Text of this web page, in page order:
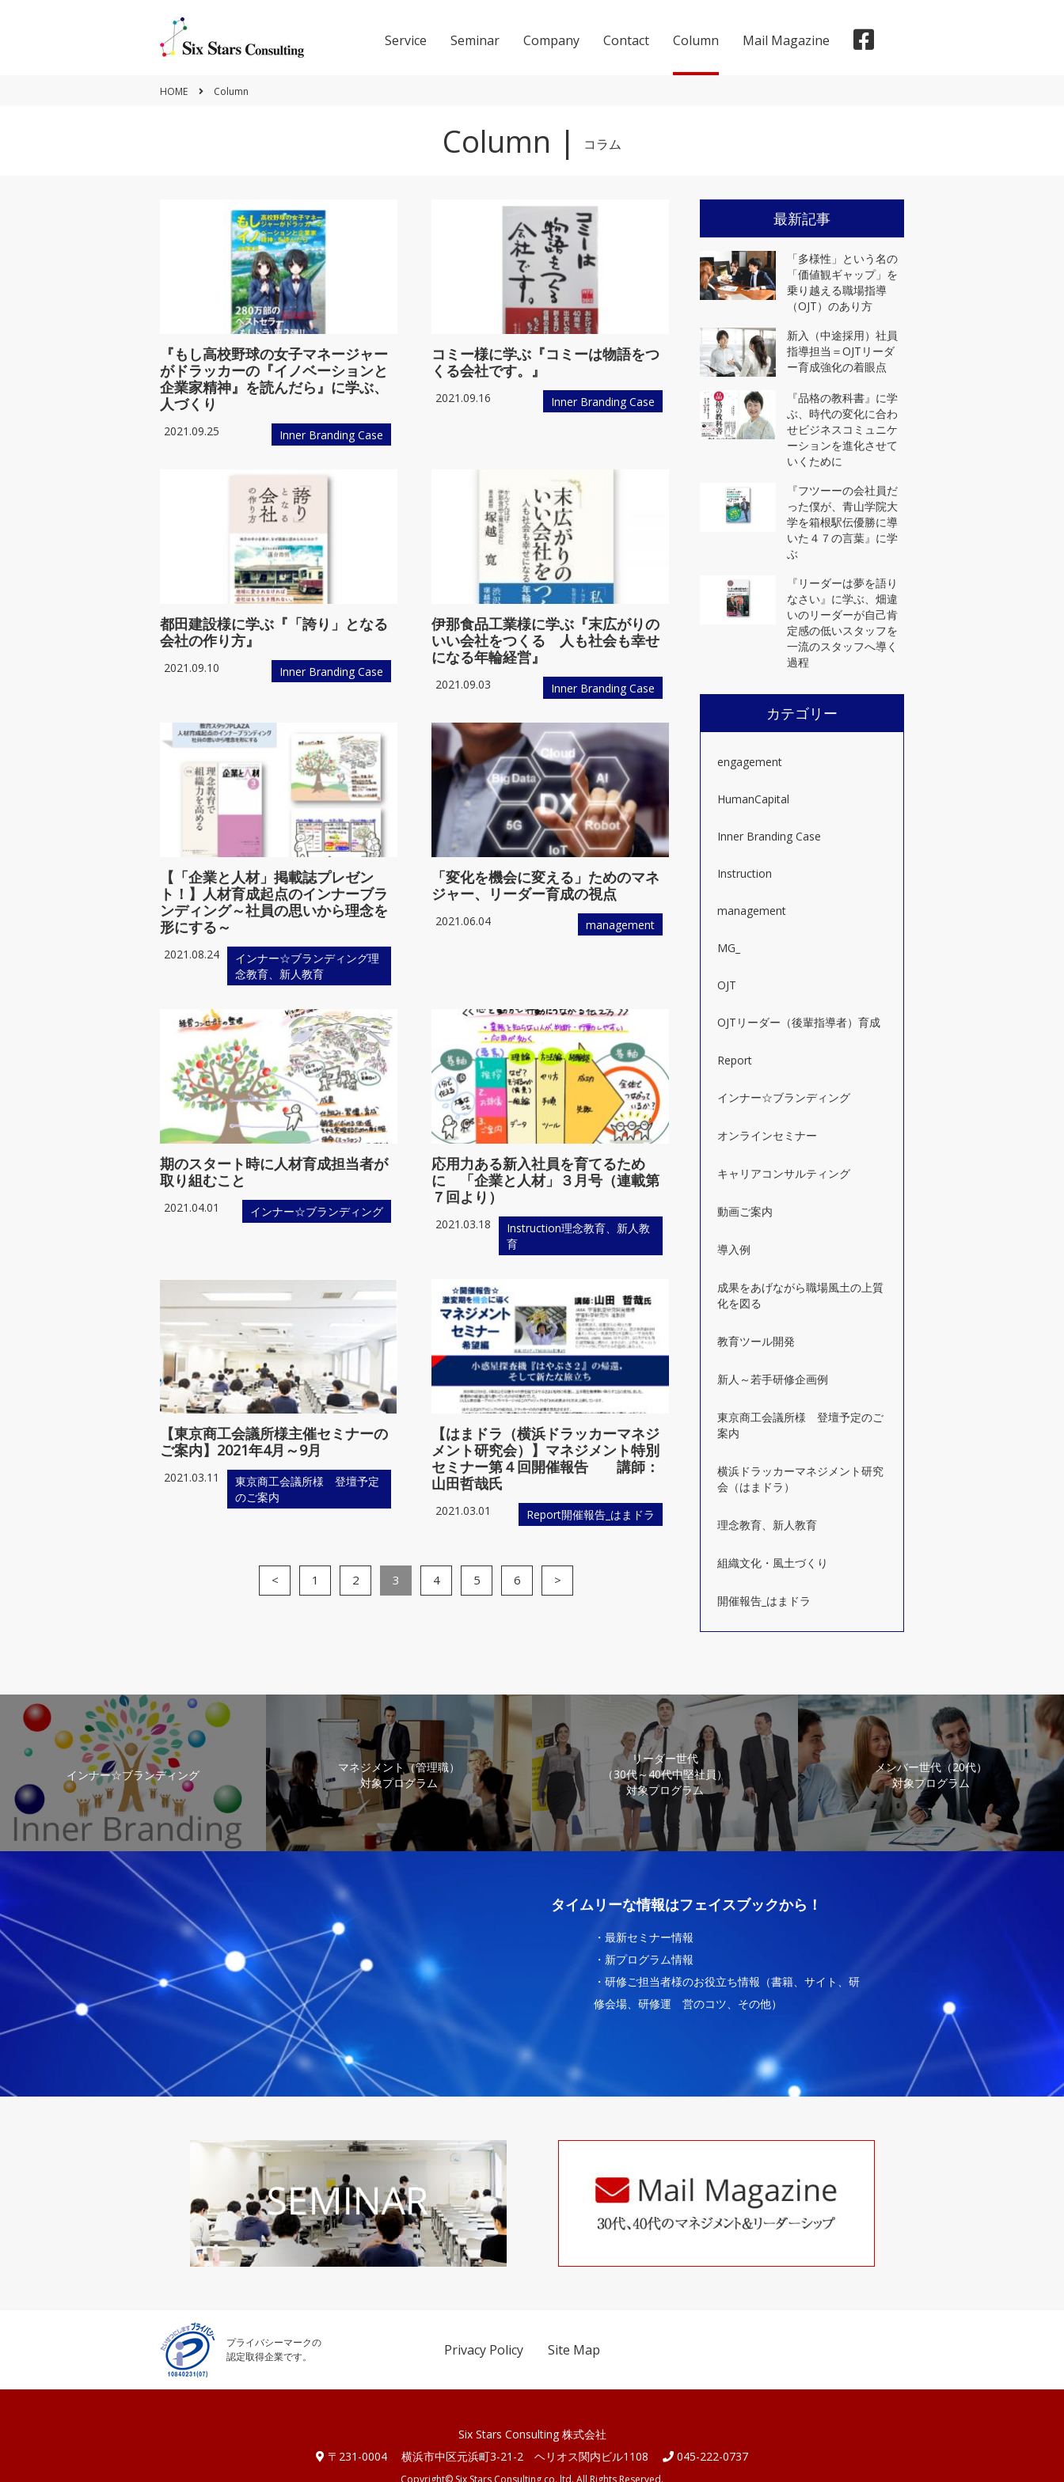
Service
インナー☆ブランディング
マネジメント（管理職）対
象プログラム
リーダー世代
（３０代～４０代中堅社員）
メンバー世代（２０代）
対象プログラム
Seminar Company
Vision&Mission
ACCESS メディア掲載実績
Contact Column Mail Magazine
HOME Column
Column | コラム
『もし高校野球の女子マネージャー
がドラッカーの『イノベーションと
企業家精神』を読んだら』に学ぶ、
人づくり
2021.09.25 Inner Branding Case
コミー様に学ぶ『コミーは物語をつ
くる会社です。』
2021.09.16 Inner Branding Case
都田建設様に学ぶ『「誇り」となる
会社の作り方』
2021.09.10 Inner Branding Case
伊那食品工業様に学ぶ『末広がりの
いい会社をつくる 人も社会も幸せ
になる年輪経営』
2021.09.03 Inner Branding Case
【「企業と人材」掲載誌プレゼン
ト！】人材育成起点のインナーブラ
ンディング～社員の思いから理念を
形にする～
2021.08.24
インナー☆ブランディング理
念教育、新人教育
「変化を機会に変える」ためのマネ
ジャー、リーダー育成の視点
2021.06.04 management
期のスタート時に人材育成担当者が
取り組むこと
2021.04.01 インナー☆ブランディング
応用力ある新入社員を育てるため
に 「企業と人材」３月号（連載第
７回より）
2021.03.18
Instruction理念教育、新人教
育
【東京商工会議所様主催セミナーの
ご案内】2021年4月～9月
2021.03.11
東京商工会議所様 登壇予定
のご案内
【はまドラ（横浜ドラッカーマネジ
メント研究会）】マネジメント特別
セミナー第４回開催報告 講師：
山田哲哉氏
2021.03.01 Report開催報告_はまドラ
< 1 2 3 4 5 6 >
最新記事
「多様性」という名の
「価値観ギャップ」を
乗り越える職場指導
（OJT）のあり方
新入（中途採用）社員
指導担当＝OJTリーダ
ー育成強化の着眼点
『品格の教科書』に学
ぶ、時代の変化に合わ
せビジネスコミュニケ
ーションを進化させて
いくために
『フツーーの会社員だ
った僕が、青山学院大
学を箱根駅伝優勝に導
いた４７の言葉』に学
ぶ
『リーダーは夢を語り
なさい』に学ぶ、畑違
いのリーダーが自己肯
定感の低いスタッフを
一流のスタッフへ導く
過程
カテゴリー
engagement
HumanCapital
Inner Branding Case
Instruction
management
MG_
OJT
OJTリーダー（後輩指導者）育成
Report
インナー☆ブランディング
オンラインセミナー
キャリアコンサルティング
動画ご案内
導入例
成果をあげながら職場風土の上質
化を図る
教育ツール開発
新人～若手研修企画例
東京商工会議所様 登壇予定のご
案内
横浜ドラッカーマネジメント研究
会（はまドラ）
理念教育、新人教育
組織文化・風土づくり
開催報告_はまドラ
インナー☆ブランディング
マネジメント（管理職）
対象プログラム
リーダー世代
（30代～40代中堅社員）
対象プログラム
メンバー世代（20代）
対象プログラム
タイムリーな情報はフェイスブックから！
・最新セミナー情報
・新プログラム情報
・研修ご担当者様のお役立ち情報（書籍、サイト、研
修会場、研修運 営のコツ、その他）
プライバシーマークの
認定取得企業です。
Privacy Policy Site Map
Six Stars Consulting 株式会社
〒231-0004
横浜市中区元浜町3-21-2 ヘリオス関内ビル1108 045-222-0737
Copyright© Six Stars Consulting co.,ltd. All Rights Reserved.